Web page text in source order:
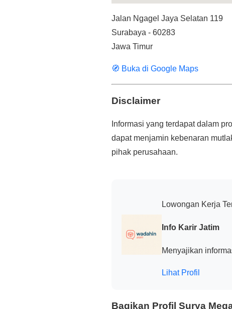
Jalan Ngagel Jaya Selatan 119
Surabaya - 60283
Jawa Timur
🧭 Buka di Google Maps
Disclaimer
Informasi yang terdapat dalam
dapat menjamin kebenaran
pihak perusahaan.
Lowongan Kerja
Info Karir Jatim
Menyajikan
Lihat Profil
Bagikan Profil Surya